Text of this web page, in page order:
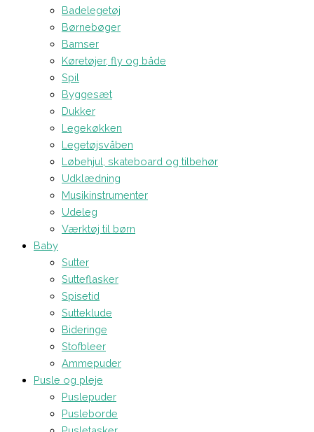
Badelegetøj
Børnebøger
Bamser
Køretøjer, fly og både
Spil
Byggesæt
Dukker
Legekøkken
Legetøjsvåben
Løbehjul, skateboard og tilbehør
Udklædning
Musikinstrumenter
Udeleg
Værktøj til børn
Baby
Sutter
Sutteflasker
Spisetid
Sutteklude
Bideringe
Stofbleer
Ammepuder
Pusle og pleje
Puslepuder
Pusleborde